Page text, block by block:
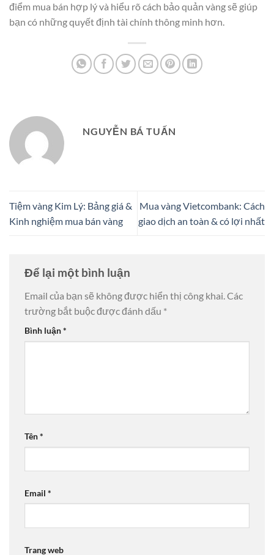
điểm mua bán hợp lý và hiểu rõ cách bảo quản vàng sẽ giúp
bạn có những quyết định tài chính thông minh hơn.
NGUYỄN BÁ TUẤN
Tiệm vàng Kim Lý: Bảng giá &
Kinh nghiệm mua bán vàng
Mua vàng Vietcombank: Cách
giao dịch an toàn & có lợi nhất
Để lại một bình luận
Email của bạn sẽ không được hiển thị công khai.Các
trường bắt buộc được đánh dấu *
Bình luận*
Tên*
Email *
Trang web